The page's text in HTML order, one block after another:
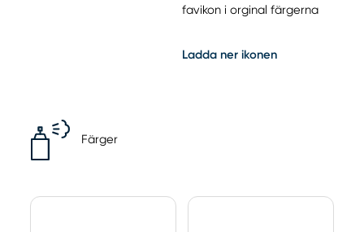
favikon i orginal färgerna
Ladda ner ikonen
Färger